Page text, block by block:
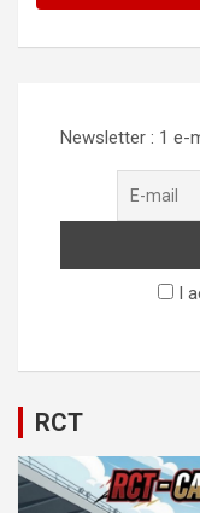
Newsletter : 1 e-
I
RCT